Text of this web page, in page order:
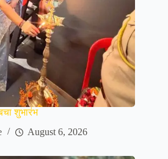
शुभारंभ
August 6, 2026